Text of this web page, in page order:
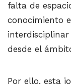
falta de
conocimiento
desde el
Por ello, esta